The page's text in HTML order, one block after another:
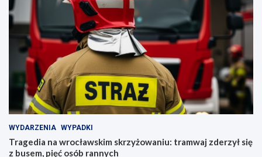
WYDARZENIA WYPADKI
Tragedia na wrocławskim skrzyżowaniu: tramwaj zderzył się
z busem, pięć osób rannych